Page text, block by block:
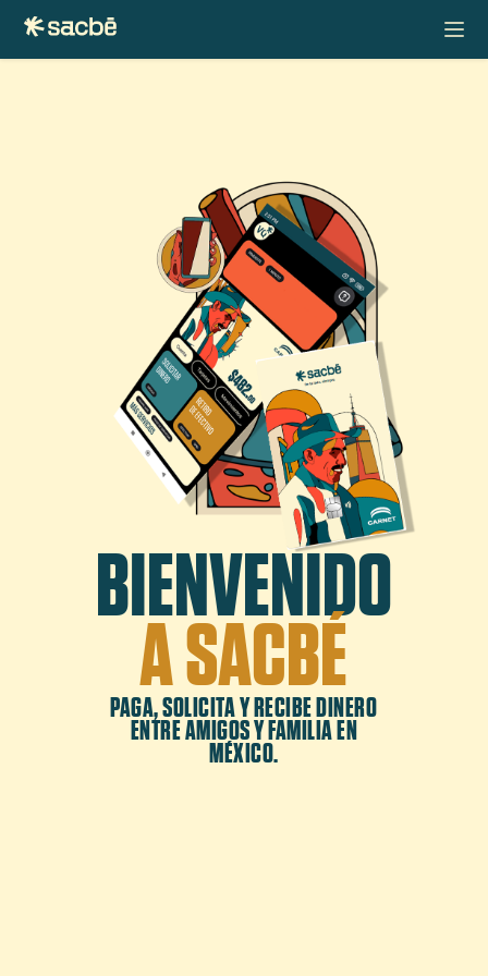
BIENVENIDO
A SACBÉ
PAGA, SOLICITA Y RECIBE DINERO
ENTRE AMIGOS Y FAMILIA EN
MÉXICO.